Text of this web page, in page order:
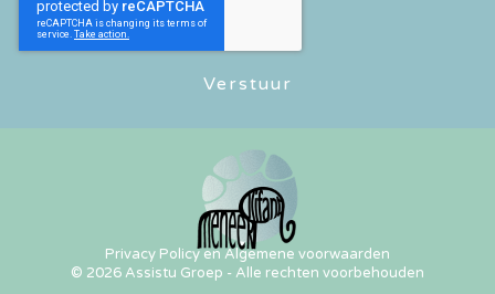
Verstuur
© 2026 Assistu Groep - Alle rechten voorbehouden
Privacy Policy en Algemene voorwaarden